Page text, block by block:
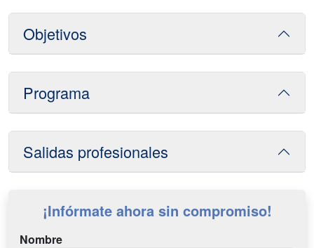
Objetivos
Programa
Salidas profesionales
¡Infórmate ahora sin compromiso!
Nombre